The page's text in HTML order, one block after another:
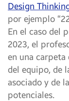
Design
por ejemplo
En el caso del
2023, el
en una
del equipo, de
asociado y de
potenciales.